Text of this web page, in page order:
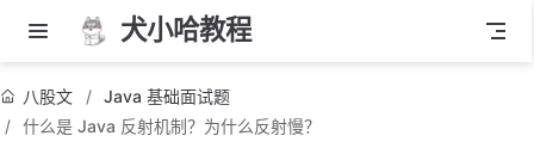
犬小哈教程
八股文
Java 基础面试题
什么是 Java 反射机制？为什么反射慢？